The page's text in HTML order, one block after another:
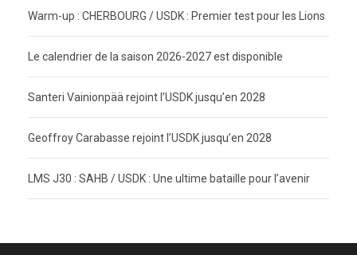
Warm-up : CHERBOURG / USDK : Premier test pour les Lions
Le calendrier de la saison 2026-2027 est disponible
Santeri Vainionpää rejoint l’USDK jusqu’en 2028
Geoffroy Carabasse rejoint l’USDK jusqu’en 2028
LMS J30 : SAHB / USDK : Une ultime bataille pour l’avenir